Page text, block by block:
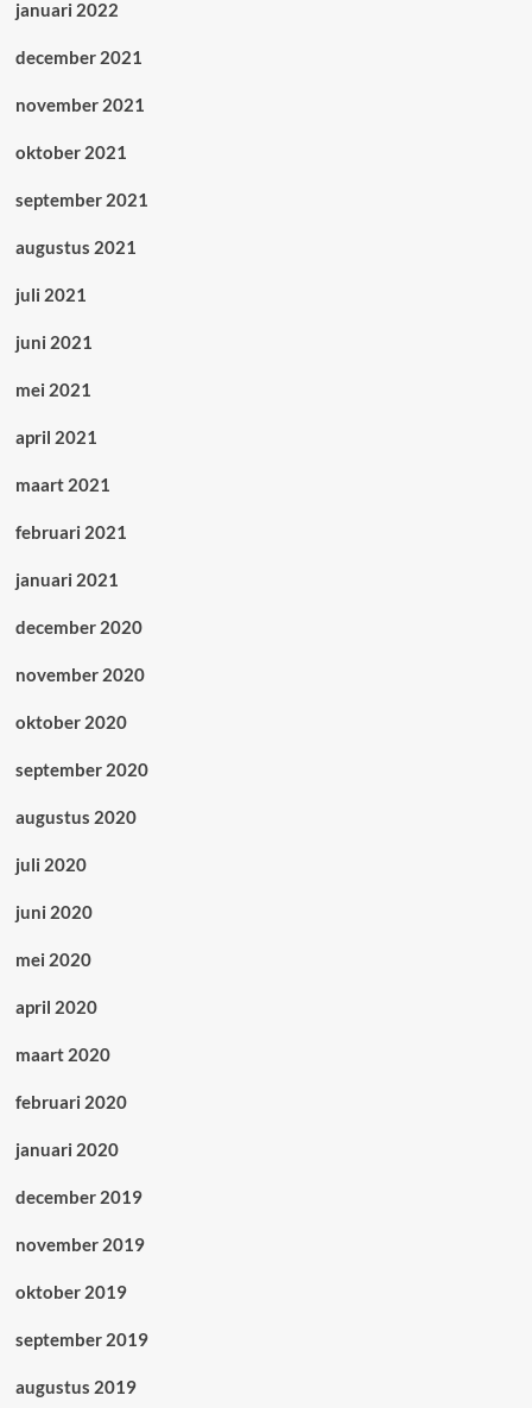
januari 2022
december 2021
november 2021
oktober 2021
september 2021
augustus 2021
juli 2021
juni 2021
mei 2021
april 2021
maart 2021
februari 2021
januari 2021
december 2020
november 2020
oktober 2020
september 2020
augustus 2020
juli 2020
juni 2020
mei 2020
april 2020
maart 2020
februari 2020
januari 2020
december 2019
november 2019
oktober 2019
september 2019
augustus 2019